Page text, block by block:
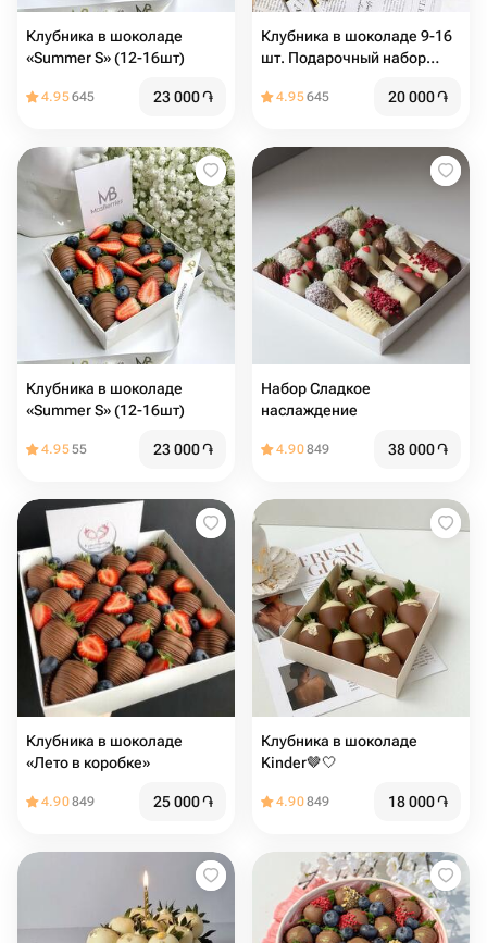
Клубника в шоколаде
«Summer S» (12-16шт)
4.95645 23 000֏
Клубника в шоколаде 9-16
шт. Подарочный набор
4.95645 20 000֏
Клубника в шоколаде
«Summer S» (12-16шт)
4.9555 23 000֏
Набор Сладкое
наслаждение
4.90849 38 000֏
Клубника в шоколаде
«Лето в коробке»
4.90849 25 000֏
Клубника в шоколаде
Kinder🤎🤍
4.90849 18 000֏